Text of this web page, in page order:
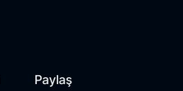
Paylaş